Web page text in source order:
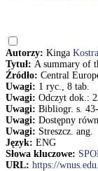
Autorzy: Kinga
Tytuł: A summary of
Źródło: Central
Uwagi: 1 ryc., 8 tab.
Uwagi: Odczyt dok.:
Uwagi: Bibliogr. s.
Uwagi: Dostępny
Uwagi: Streszcz. ang.
Język: ENG
Słowa kluczowe:
URL: https://